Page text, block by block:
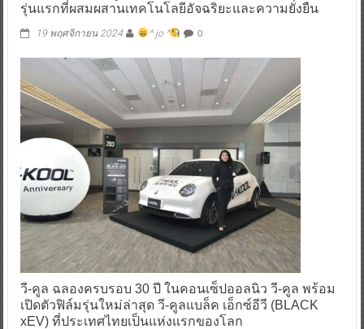
รุ่นแรกที่ผสมผสานเทคโนโลยีอัจฉริยะและความยั่งยืน
19 พฤศจิกายน 2024 ^ jo ^ 0
วี-คูล ฉลองครบรอบ 30 ปี ในคอนเซ็ปออลนิว วี-คูล พร้อม
เปิดตัวฟิล์มรุ่นใหม่ล่าสุด วี-คูลแบล็ค เอ็กซ์อีวี (BLACK
xEV) ที่ประเทศไทยเป็นแห่งแรกของโลก